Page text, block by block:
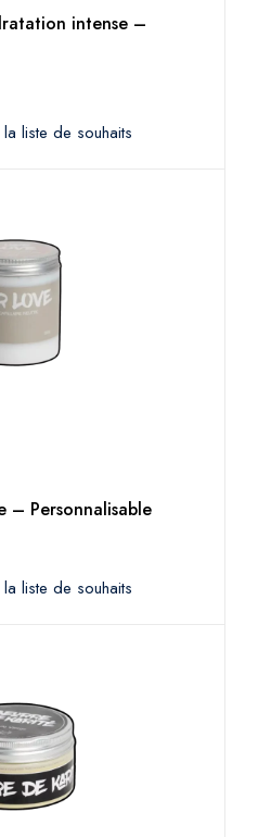
intense –
liste de souhaits
– Personnalisable
liste de souhaits